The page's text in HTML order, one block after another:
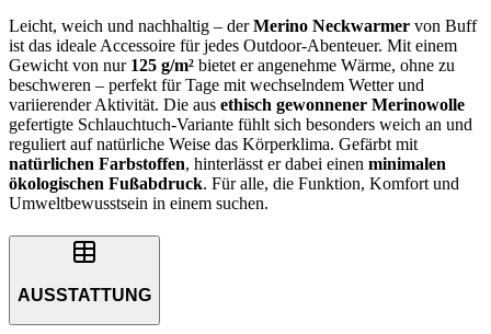
Leicht, weich und nachhaltig – derMerino Neckwarmer von Buff
ist das ideale Accessoire für jedes Outdoor-Abenteuer. Mit einem
Gewicht von nur 125 g/m² bietet er angenehme Wärme, ohne zu
beschweren – perfekt für Tage mit wechselndem Wetter und
variierender Aktivität. Die aus ethisch gewonnener Merinowolle
gefertigte Schlauchtuch-Variante fühlt sich besonders weich an und
reguliert auf natürliche Weise das Körperklima. Gefärbt mit
natürlichen Farbstoffen, hinterlässt er dabei einen minimalen
ökologischen Fußabdruck. Für alle, die Funktion, Komfort und
Umweltbewusstsein in einem suchen.
AUSSTATTUNG